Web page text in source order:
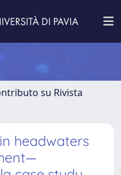
su Rivista
headwaters